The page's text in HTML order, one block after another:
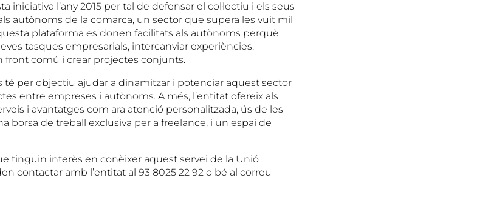
iniciativa l’any 2015 per tal de defensar el col·lectiu i els seus
autònoms de la comarca, un sector que supera les vuit mil
plataforma es donen facilitats als autònoms perquè
tasques empresarials, intercanviar experiències,
front comú i crear projectes conjunts.
té per objectiu ajudar a dinamitzar i potenciar aquest sector
entre empreses i autònoms. A més, l’entitat ofereix als
i avantatges com ara atenció personalitzada, ús de les
borsa de treball exclusiva per a freelance, i un espai de
tinguin interès en conèixer aquest servei de la Unió
contactar amb l’entitat al 93 8025 22 92 o bé al correu